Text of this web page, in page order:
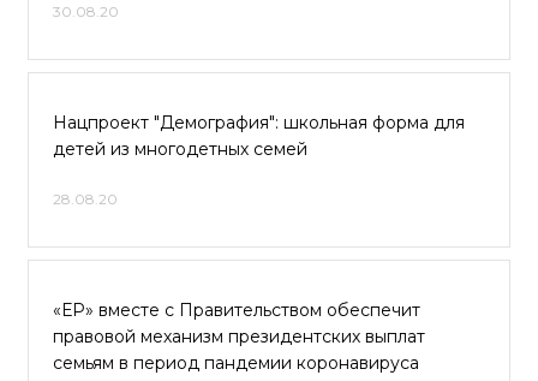
30.08.20
Нацпроект "Демография": школьная форма для
детей из многодетных семей
28.08.20
«ЕР» вместе с Правительством обеспечит
правовой механизм президентских выплат
семьям в период пандемии коронавируса